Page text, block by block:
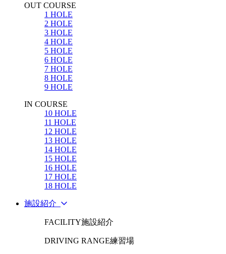
OUT COURSE
1 HOLE
2 HOLE
3 HOLE
4 HOLE
5 HOLE
6 HOLE
7 HOLE
8 HOLE
9 HOLE
IN COURSE
10 HOLE
11 HOLE
12 HOLE
13 HOLE
14 HOLE
15 HOLE
16 HOLE
17 HOLE
18 HOLE
施設紹介
FACILITY施設紹介
DRIVING RANGE練習場